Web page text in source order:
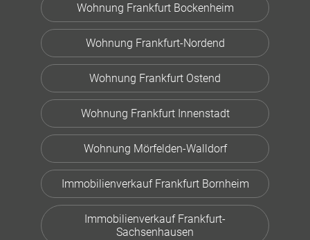
Wohnung Frankfurt Bockenheim
Wohnung Frankfurt-Nordend
Wohnung Frankfurt Ostend
Wohnung Frankfurt Innenstadt
Wohnung Mörfelden-Walldorf
Immobilienverkauf Frankfurt Bornheim
Immobilienverkauf Frankfurt-
Sachsenhausen